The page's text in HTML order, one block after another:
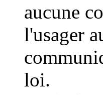
aucune
l'usager
loi.